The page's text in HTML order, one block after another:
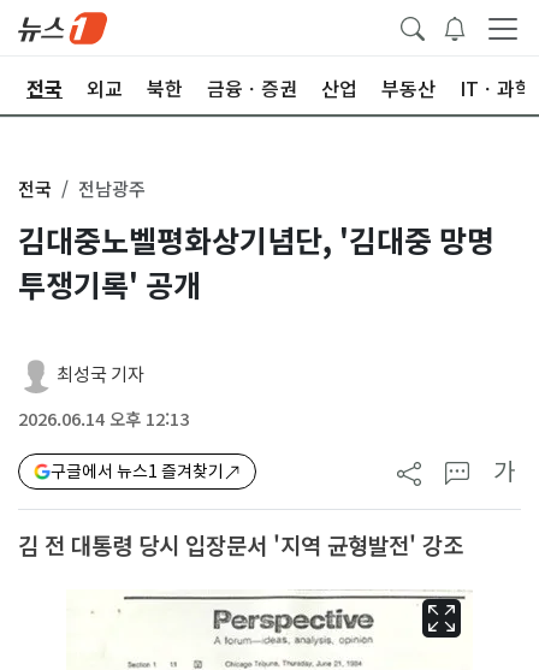
전국 외교 북한 금융ㆍ증권 산업 부동산 ITㆍ과학
전국 전남광주
김대중노벨평화상기념단, '김대중 망명
투쟁기록' 공개
최성국 기자
2026.06.14 오후 12:13
구글에서 뉴스1 즐겨찾기 가
김 전 대통령 당시 입장문서 '지역 균형발전' 강조